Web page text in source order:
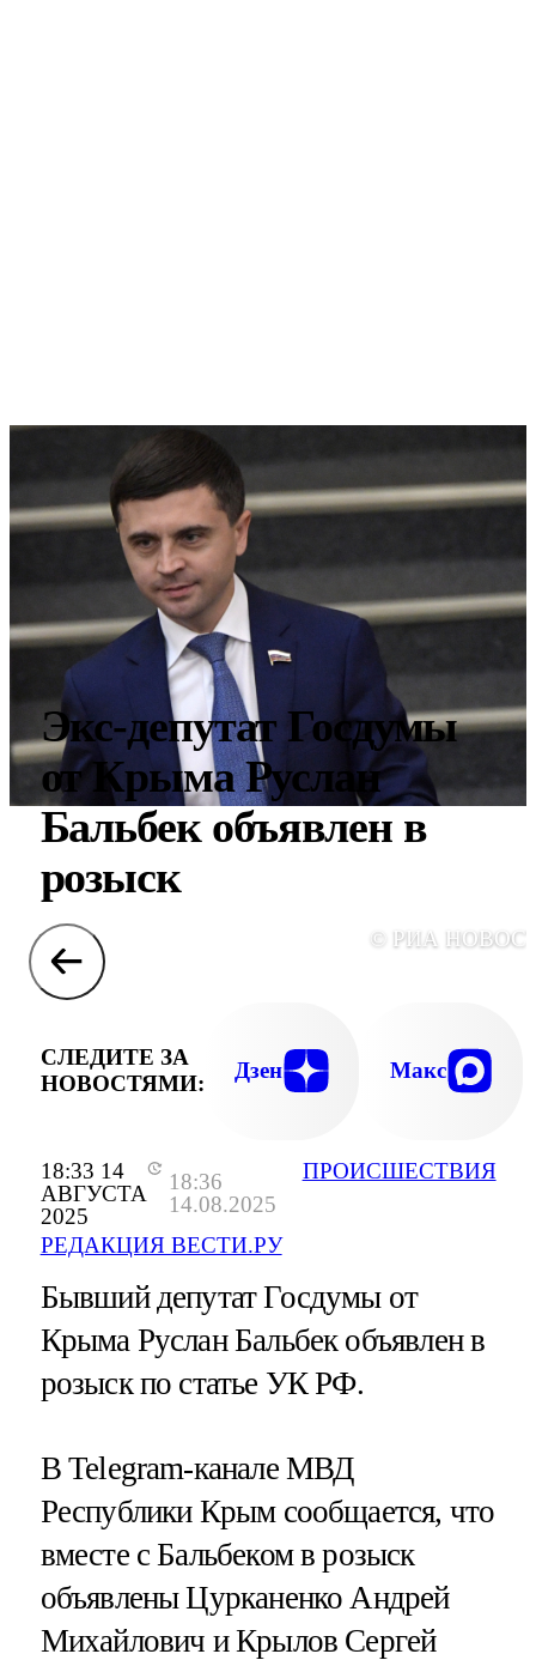
18:33 14
АВГУСТА
2025
18:36
14.08.2025
РЕДАКЦИЯ ВЕСТИ.РУ
ПРОИСШЕСТВИЯ
Экс-депутат Госдумы
от Крыма Руслан
Бальбек объявлен в
розыск
© РИА
СЛЕДИТЕ ЗА
НОВОСТЯМИ:
Дзен Макс
Бывший депутат Госдумы от
Крыма Руслан Бальбек объявлен в
розыск по статье УК РФ.
В Telegram-канале МВД
Республики Крым сообщается, что
вместе с Бальбеком в розыск
объявлены Цурканенко Андрей
Михайлович и Крылов Сергей